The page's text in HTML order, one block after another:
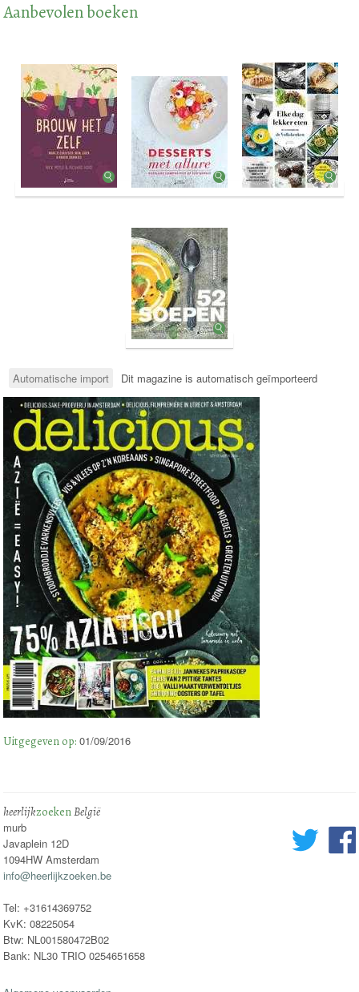
Aanbevolen boeken
Automatische import Dit magazine is automatisch geïmporteerd
Uitgegeven op: 01/09/2016
heerlijkzoekenBelgië
murb
Javaplein 12D
1094HW Amsterdam
info@heerlijkzoeken.be
Tel: +31614369752
KvK: 08225054
Btw: NL001580472B02
Bank: NL30 TRIO 0254651658